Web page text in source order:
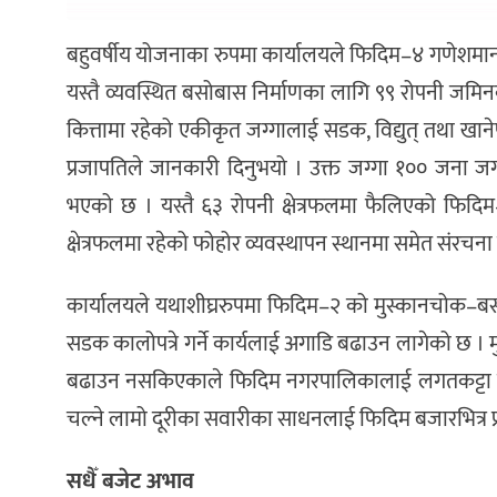
बहुवर्षीय योजनाका रुपमा कार्यालयले फिदिम–४
यस्तै व्यवस्थित बसोबास निर्माणका लागि ९९ रोपनी
कित्तामा रहेको एकीकृत जग्गालाई सडक, विद्युत् तथा
प्रजापतिले जानकारी दिनुभयो । उक्त जग्गा १०० जना
भएको छ । यस्तै ६३ रोपनी क्षेत्रफलमा फैलिएको
क्षेत्रफलमा रहेको फोहोर व्यवस्थापन स्थानमा समेत
कार्यालयले यथाशीघ्ररुपमा फिदिम–२ को
सडक कालोपत्रे गर्ने कार्यलाई अगाडि बढाउन लागेको छ
बढाउन नसकिएकाले फिदिम नगरपालिकालाई लगतकट्टा
चल्ने लामो दूरीका सवारीका साधनलाई फिदिम
सधैँ बजेट अभाव